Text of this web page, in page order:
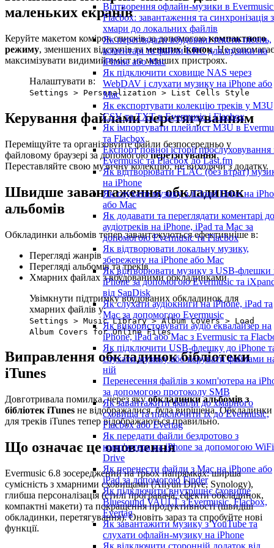
Відтворення офлайн-музики в Evermusic
Flacbox: завантаження та синхронізація з
хмари до локальних файлів
Як переглядати вбудовані тексти пісень,
коментарі та файли LRC для музики на
iPhone або Mac
Як підключити сховище NAS через
WebDAV і слухати музику на iPhone або
Mac
Як експортувати колекцію треків у
CSV та TXT в Evermusic і Flacbox
Як імпортувати плейлист M3U в
та Flacbox
Експорт повної історії прослуховування
Evermusic та Flacbox до Last.fm
Як відтворювати FLAC (без втрат)
на iPhone
Як слухати музику з iCloud Drive на
або Mac
Як додавати та переглядати коментарі до
аудіотреків на iPhone, iPad та Mac за
допомогою Evermusic та Flacbox
Як відтворювати локальну музику,
збережену на iPhone або Mac
Як відтворювати музику з USB-флешки
iPhone за допомогою Evermusic та
від SanDisk
Як слухати аудіокниги на iPhone, iPad та
Mac за допомогою Evermusic
Як використовувати аудіо еквалайзер на
iPhone, iPad або Mac з Evermusic та
Як підключити USB-флешку до iPhone
слухати музику або керувати файлами
ній
Перенесення файлів з комп'ютера на
за допомогою протоколу SMB
Як завантажити файли до хмарного
сховища та підключити їх до Evermusic,
Flacbox або Evertag
Як передати файли бездротово з
комп'ютера на iPhone за допомогою
Drive
Як перенести файли з Mac на iPhone або
iPad за допомогою Finder
Як підключити внутрішнє сховище
Bluesound VAULT з Evermusic, Flacbox,
Evertag
Як завантажити музику з YouTube та
слухати офлайн-музику на iPhone
Як відключити сторонній додаток від
маленьких екранів
Керуйте макетом комірок списків за допомогоюкомпактного
режиму, зменшених відступів та менших іконок. Це допомагає
максимізувати видимий вміст на менших пристроях.
Налаштувати в:
Settings > Personalization > List Cells Style
Керування файлами перетягуванням
Переміщуйте та організовуйте файли безпосередньо у
файловому браузері за допомогоюперетягування.
Переставляйте свою музичну колекцію, не виходячи з додатку.
Швидше завантаження обкладинок
альбомів
Обкладинки альбомів тепер завантажуються ефективніше в:
Перегляді жанрів
Перегляді альбомів та треків
Хмарних файлах з вбудованими обкладинками
Увімкнути підтримку вбудованих обкладинок для
хмарних файлів у:
Settings > Music Library > Album Covers > Load
Album Covers for Online Files
Виправлення обкладинок бібліотеки
iTunes
Довготривала помилка, через якуобкладинки альбомів з
бібліотек iTunes не відображалися, була вирішена. Обкладинки
для треків iTunes тепер відображаються правильно.
Що означає це оновлення
Evermusic 6.8 зосереджений на трьох напрямках: ширша
сумісність з хмарними сховищами (Aliyun Drive, Synology),
глибша персоналізація (стилі програвача, ефекти обкладинок,
компактні макети) та покращення продуктивності (швидші
обкладинки, перетягування). Оновіть зараз та спробуйте нові
функції.